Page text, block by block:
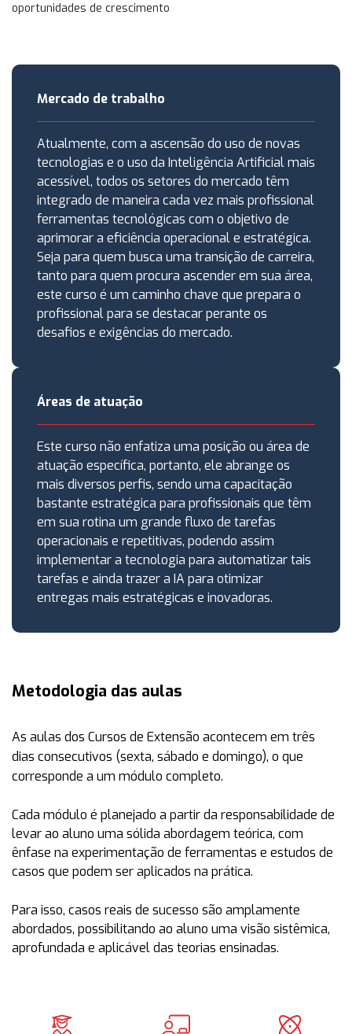
oportunidades de crescimento
Mercado de trabalho
Atualmente, com a ascensão do uso de novas
tecnologias e o uso da Inteligência Artificial mais
acessível, todos os setores do mercado têm
integrado de maneira cada vez mais profissional
ferramentas tecnológicas com o objetivo de
aprimorar a eficiência operacional e estratégica.
Seja para quem busca uma transição de carreira,
tanto para quem procura ascender em sua área,
este curso é um caminho chave que prepara o
profissional para se destacar perante os
desafios e exigências do mercado.
Áreas de atuação
Este curso não enfatiza uma posição ou área de
atuação específica, portanto, ele abrange os
mais diversos perfis, sendo uma capacitação
bastante estratégica para profissionais que têm
em sua rotina um grande fluxo de tarefas
operacionais e repetitivas, podendo assim
implementar a tecnologia para automatizar tais
tarefas e ainda trazer a IA para otimizar
entregas mais estratégicas e inovadoras.
Metodologia das aulas
As aulas dos Cursos de Extensão acontecem em três
dias consecutivos (sexta, sábado e domingo), o que
corresponde a um módulo completo.
Cada módulo é planejado a partir da responsabilidade de
levar ao aluno uma sólida abordagem teórica, com
ênfase na experimentação de ferramentas e estudos de
casos que podem ser aplicados na prática.
Para isso, casos reais de sucesso são amplamente
abordados, possibilitando ao aluno uma visão sistêmica,
aprofundada e aplicável das teorias ensinadas.